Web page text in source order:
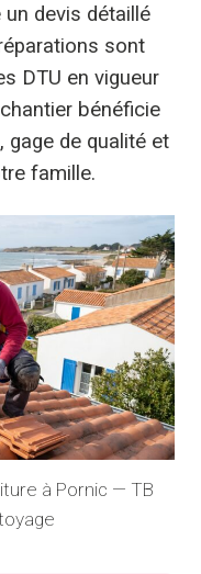
devis détaillé
sont
DTU en vigueur
bénéficie
, gage de qualité et
famille.
à Pornic — TB